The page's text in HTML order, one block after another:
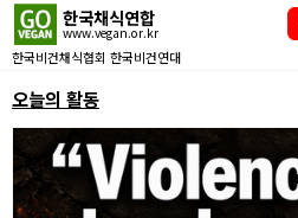
한국채식연합
www.vegan.or.kr
한국비건채식협회 한국비건연대
오늘의 활동